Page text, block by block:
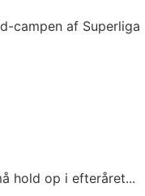
campen af Superliga
hold op i efteråret...